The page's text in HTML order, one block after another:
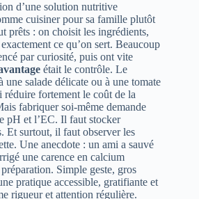
d’une solution nutritive
cuisiner pour sa famille plutôt
prêts : on choisit les ingrédients,
ce qu’on sert. Beaucoup
par curiosité, puis ont vite
était le contrôle. Le
une salade délicate ou à une tomate
réduire fortement le coût de la
fabriquer soi‑même demande
pH et l’EC. Il faut stocker
Et surtout, il faut observer les
Une anecdote : un ami a sauvé
une carence en calcium
Simple geste, gros
pratique accessible, gratifiante et
rigueur et attention régulière.